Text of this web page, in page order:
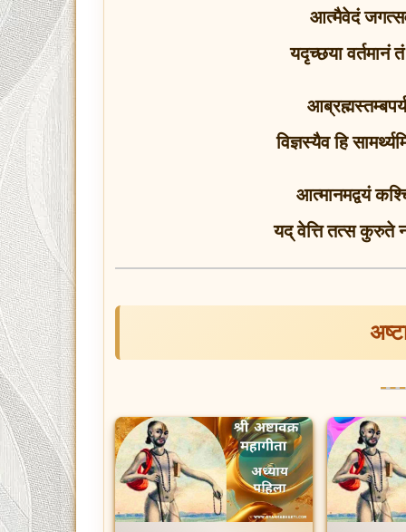
आत्मैवेदं
यदृच्छया वर्तमानं
विज्ञस्यैव हि
आत्मानमद्वयं
यद् वेत्ति तत्स